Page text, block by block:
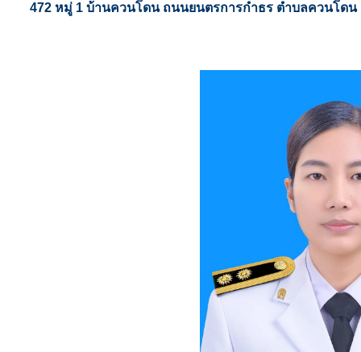
472 หมู่ 1 บ้านควนโดน ถนนยนตรการกำธร ตำบลควนโด